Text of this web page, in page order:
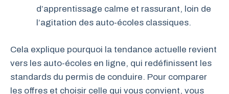
d’apprentissage calme et rassurant, loin de
l’agitation des auto-écoles classiques.
Cela explique pourquoi la tendance actuelle revient
vers les auto-écoles en ligne, qui redéfinissent les
standards du permis de conduire. Pour comparer
les offres et choisir celle qui vous convient, vous